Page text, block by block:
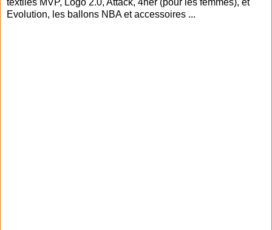
Evolution, les ballons NBA et accessoires ...